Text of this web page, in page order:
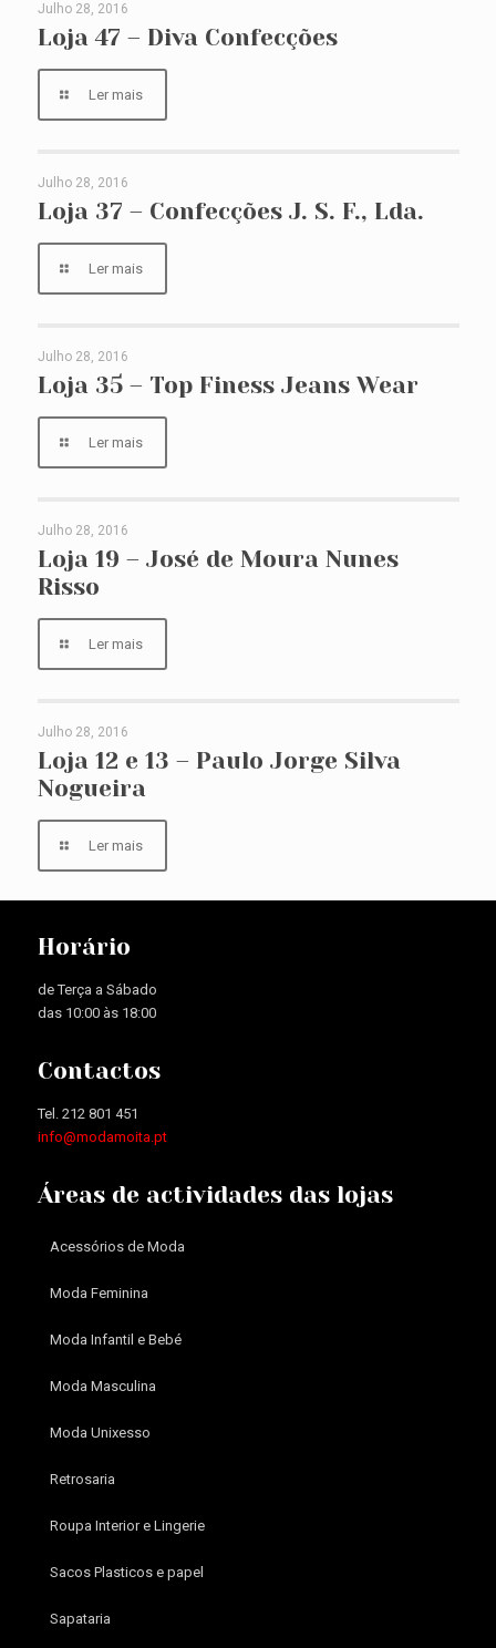
Julho 28, 2016
Loja 47 – Diva Confecções
Ler mais
Loja 37 – Confecções J. S. F., Lda.
Julho 28, 2016
Loja 37 – Confecções J. S. F., Lda.
Ler mais
Loja 35 – Top Finess Jeans Wear
Julho 28, 2016
Loja 35 – Top Finess Jeans Wear
Ler mais
Loja 19 – José de Moura Nunes Risso
Julho 28, 2016
Loja 19 – José de Moura Nunes
Risso
Ler mais
Loja 12 e 13 – Paulo Jorge Silva Nogueira
Julho 28, 2016
Loja 12 e 13 – Paulo Jorge Silva
Nogueira
Ler mais
Horário
de Terça a Sábado
das 10:00 às 18:00
Contactos
Tel. 212 801 451
info@modamoita.pt
Áreas de actividades das lojas
Acessórios de Moda
Moda Feminina
Moda Infantil e Bebé
Moda Masculina
Moda Unixesso
Retrosaria
Roupa Interior e Lingerie
Sacos Plasticos e papel
Sapataria